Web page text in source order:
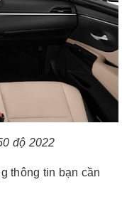
độ 2022
thông tin bạn cần